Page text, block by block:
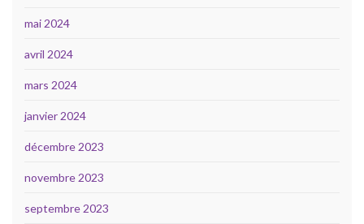
mai 2024
avril 2024
mars 2024
janvier 2024
décembre 2023
novembre 2023
septembre 2023